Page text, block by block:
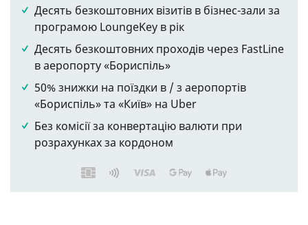
Десять безкоштовних візитів в бізнес-зали за
програмою LoungeKey в рік
Десять безкоштовних проходів через FastLine
в аеропорту «Бориспіль»
50% знижки на поїздки в / з аеропортів
«Бориспіль» та «Київ» на Uber
Без комісії за конвертацію валюти при
розрахунках за кордоном